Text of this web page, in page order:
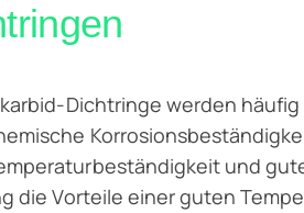
Dichtringe werden
und
die Vorteile einer guten